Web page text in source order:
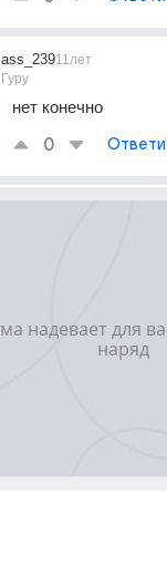
ass_239
Гуру
11лет
нет конечно
0